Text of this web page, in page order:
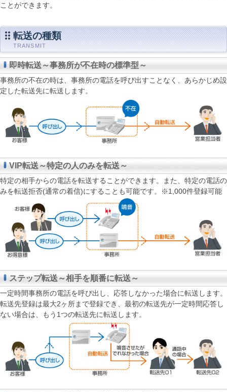
ことができます。
転送の種類
TRANSMIT
即時転送～事務所が不在時の標準型～
事務所の不在の時は、事務所の電話を呼び出すことなく、あらかじめ設
定した転送先に転送します。
VIP転送～特定の人のみを転送～
特定の相手からの電話を転送することができます。また、特定の電話の
みを転送拒否(通常の着信)にすることも可能です。※1,000件登録可能
ステップ転送～相手を順番に転送～
一定時間事務所の電話を呼び出し、応答しなかった場合に転送します。
転送先登録は最大2ヶ所まで登録でき、最初の転送先が一定時間応答し
ない場合は、もう1つの転送先に転送します。